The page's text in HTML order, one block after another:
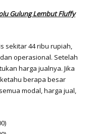
Gulung Lembut Fluffy
sekitar 44 ribu rupiah,
operasional. Setelah
harga jualnya. Jika
berapa besar
modal, harga jual,